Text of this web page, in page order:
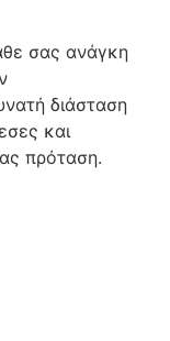
σας ανάγκη
διάσταση
και
πρόταση.